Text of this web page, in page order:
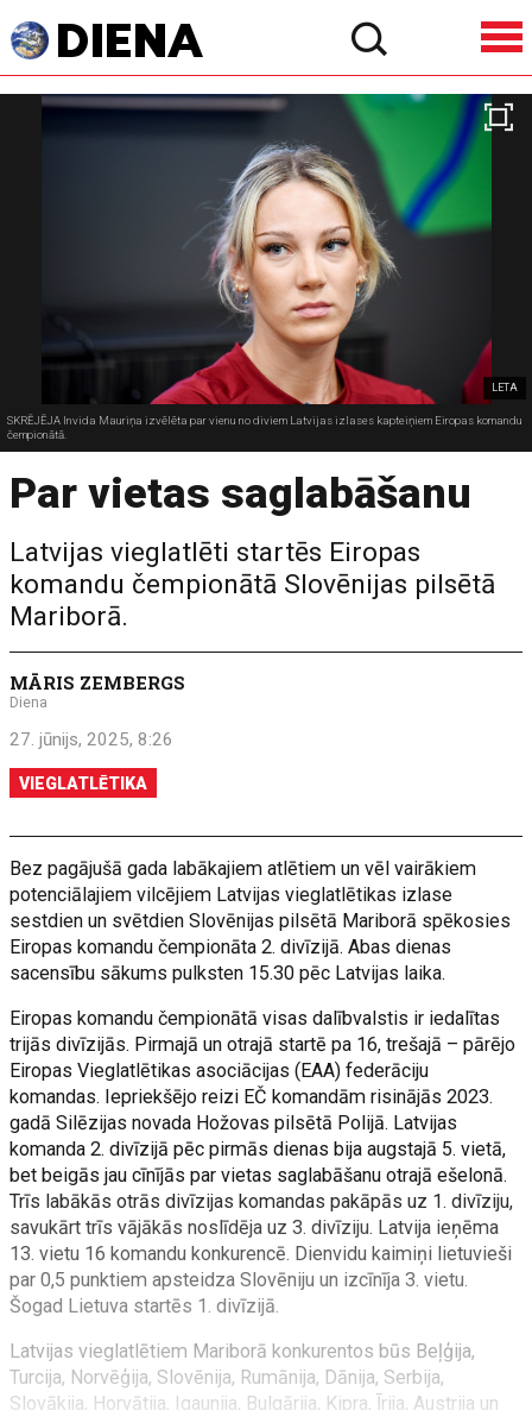
LETA
SKRĒJĒJA Invida Mauriņa izvēlēta par vienu no diviem Latvijas izlases kapteiņiem Eiropas komandu
čempionātā.
Par vietas saglabāšanu
Latvijas vieglatlēti startēs Eiropas
komandu čempionātā Slovēnijas pilsētā
Mariborā.
MĀRIS ZEMBERGS
Diena
27. jūnijs, 2025, 8:26
VIEGLATLĒTIKA
Bez pagājušā gada labākajiem atlētiem un vēl vairākiem
potenciālajiem vilcējiem Latvijas vieglatlētikas izlase
sestdien un svētdien Slovēnijas pilsētā Mariborā spēkosies
Eiropas komandu čempionāta 2. divīzijā. Abas dienas
sacensību sākums pulksten 15.30 pēc Latvijas laika.
Eiropas komandu čempionātā visas dalībvalstis ir iedalītas
trijās divīzijās. Pirmajā un otrajā startē pa 16, trešajā – pārējo
Eiropas Vieglatlētikas asociācijas (EAA) federāciju
komandas. Iepriekšējo reizi EČ komandām risinājās 2023.
gadā Silēzijas novada Hožovas pilsētā Polijā. Latvijas
komanda 2. divīzijā pēc pirmās dienas bija augstajā 5. vietā,
bet beigās jau cīnījās par vietas saglabāšanu otrajā ešelonā.
Trīs labākās otrās divīzijas komandas pakāpās uz 1. divīziju,
savukārt trīs vājākās noslīdēja uz 3. divīziju. Latvija ieņēma
13. vietu 16 komandu konkurencē. Dienvidu kaimiņi lietuvieši
par 0,5 punktiem apsteidza Slovēniju un izcīnīja 3. vietu.
Šogad Lietuva startēs 1. divīzijā.
Latvijas vieglatlētiem Mariborā konkurentos būs Beļģija,
Turcija, Norvēģija, Slovēnija, Rumānija, Dānija, Serbija,
Slovākija, Horvātija, Igaunija, Bulgārija, Kipra, Īrija, Austrija un